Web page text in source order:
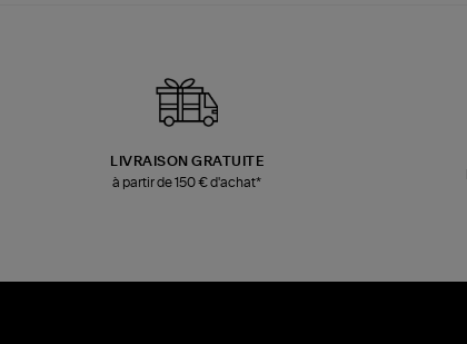
LIVRAISON GRATUITE
à partir de 150 € d'achat*